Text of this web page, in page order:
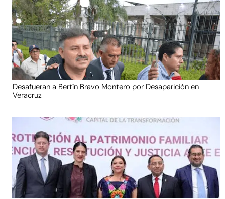
Desafueran a Bertín Bravo Montero por Desaparición en
Veracruz